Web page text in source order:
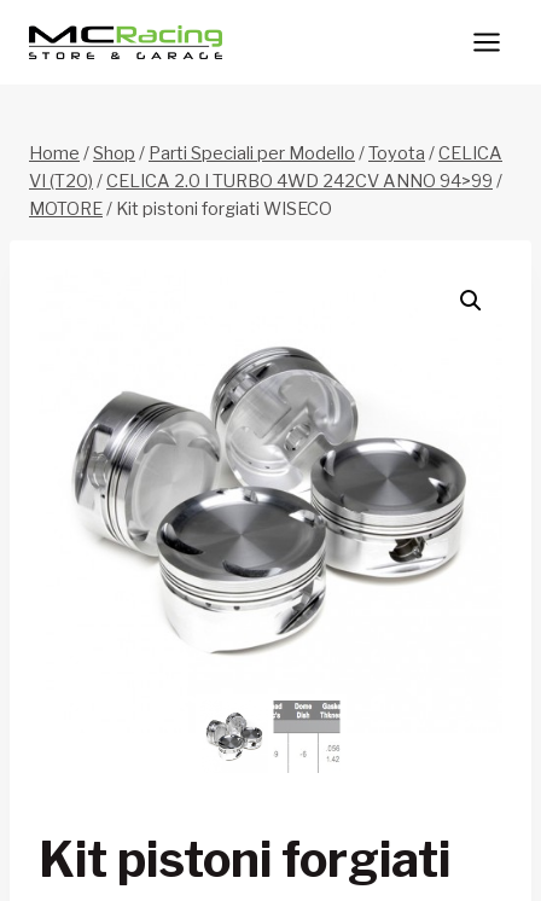
Home /Shop / Parti Speciali per Modello /Toyota /CELICA
VI (T20) /CELICA 2.0 I TURBO 4WD 242CV ANNO 94>99 /
MOTORE/ Kit pistoni forgiati WISECO
Kit pistoni forgiati